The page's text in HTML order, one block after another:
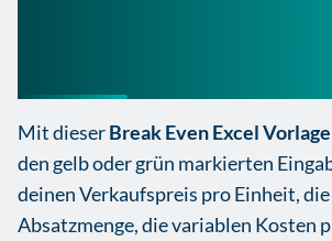
Mit dieserBreak Even Excel Vorlage
den gelb oder grün markierten
deinen Verkaufspreis pro Einheit,
Absatzmenge, die variablen Kosten